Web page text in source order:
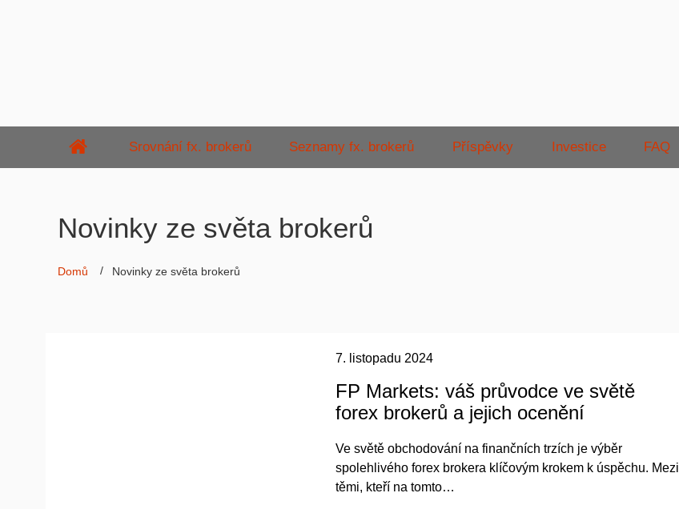
Srovnání fx. brokerů Seznamy fx. brokerů Příspěvky Investice FAQ
Novinky ze světa brokerů
Domů Novinky ze světa brokerů
7. listopadu 2024
FP Markets: váš průvodce ve světě
forex brokerů a jejich ocenění
Ve světě obchodování na finančních trzích je výběr
spolehlivého forex brokera klíčovým krokem k úspěchu. Mezi
těmi, kteří na tomto…